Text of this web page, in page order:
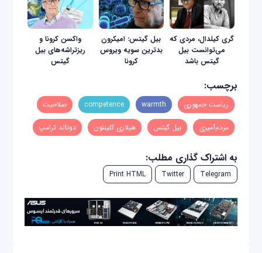
گری کیلدال، مردی که
می‌توانست بیل
گیتس باشد
بیل‌ گیتس: امیکرون
بدترین سویه ویروس
کرونا
واکسن کرونا و
ریزتراشه‌های بیل
گیتس
برچسب:
ریاست جمهوری warmth
competence صلاحیت
مردم‌آمیزی بیل گیتس هیلاری کلینتون دونالد ترامپ
به اشتراک گذاری مطلب:
Telegram
Twitter
Print HTML